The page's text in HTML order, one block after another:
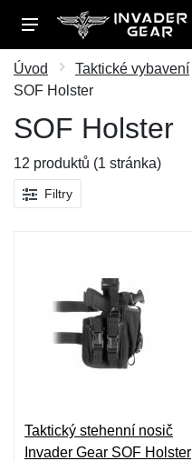
Úvod Taktické vybavení
SOF Holster
SOF Holster
12 produktů (1 stránka)
Filtry
Taktický stehenní nosič
Invader Gear SOF Holster